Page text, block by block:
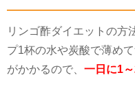
リンゴ酢ダイエットの方
プ1 杯の水や炭酸で薄め
がかかるので、 一日に1